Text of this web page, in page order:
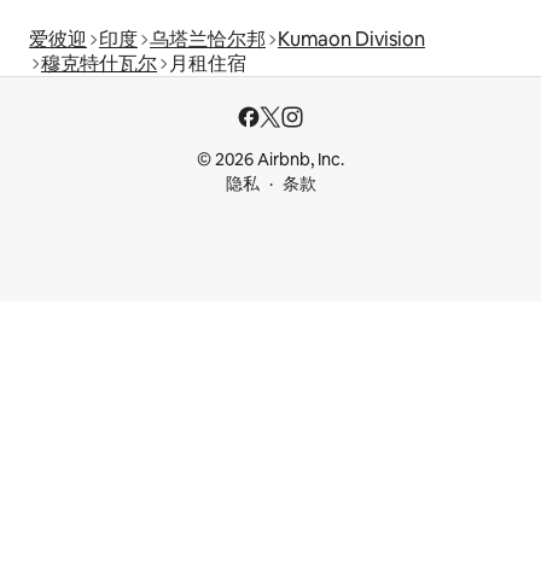
爱彼迎 印度 乌塔兰恰尔邦 Kumaon Division
穆克特什瓦尔 月租住宿
© 2026 Airbnb, Inc.
隐私
条款